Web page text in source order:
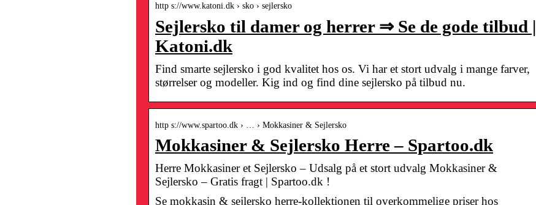
http s://www.katoni.dk › sko › sejlersko
Sejlersko til damer og herrer ⇒ Se de gode tilbud |
Katoni.dk
Find smarte sejlersko i god kvalitet hos os. Vi har et stort udvalg i mange farver,
størrelser og modeller. Kig ind og find dine sejlersko på tilbud nu.
http s://www.spartoo.dk › … › Mokkasiner & Sejlersko
Mokkasiner & Sejlersko Herre – Spartoo.dk
Herre Mokkasiner et Sejlersko – Udsalg på et stort udvalg Mokkasiner &
Sejlersko – Gratis fragt | Spartoo.dk !
Se mokkasin & sejlersko herre-kollektionen til overkommelige priser hos